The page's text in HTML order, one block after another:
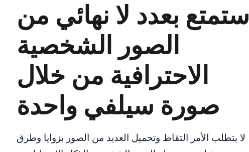
استمتع بعدد لا نهائي من
الصور الشخصية
الاحترافية من خلال
صورة سيلفي واحدة
لا يتطلب الأمر التقاط وتحميل العديد من الصور بزوايا وطرق